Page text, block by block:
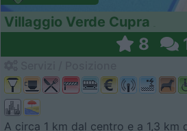
Villaggio Verde Cupra
8
A circa 1 km dal centro e a 1,3 km